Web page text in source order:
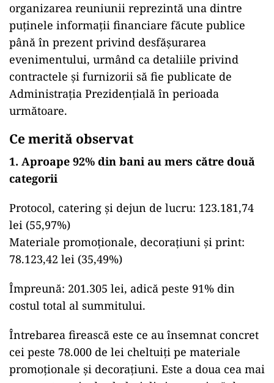
organizarea reuniunii reprezintă una dintre
puținele informații financiare făcute publice
până în prezent privind desfășurarea
evenimentului, urmând ca detaliile privind
contractele și furnizorii să fie publicate de
Administrația Prezidențială în perioada
următoare.
Ce merită observat
1. Aproape 92% din bani au mers către două
categorii
Protocol, catering și dejun de lucru: 123.181,74
lei (55,97%)
Materiale promoționale, decorațiuni și print:
78.123,42 lei (35,49%)
Împreună: 201.305 lei, adică peste 91% din
costul total al summitului.
Întrebarea firească este ce au însemnat concret
cei peste 78.000 de lei cheltuiți pe materiale
promoționale și decorațiuni. Este a doua cea mai